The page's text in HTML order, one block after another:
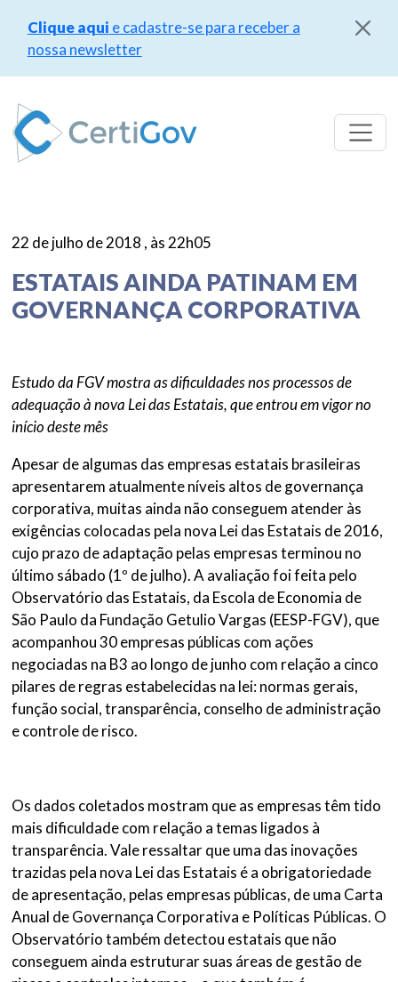
Clique aqui e cadastre-se para receber a
nossa newsletter
para
conteúdo
22 de julho de 2018 , às 22h05
ESTATAIS AINDA PATINAM EM
GOVERNANÇA CORPORATIVA
Estudo da FGV mostra as dificuldades nos processos de
adequação à nova Lei das Estatais, que entrou em vigor no
início deste mês
Apesar de algumas das empresas estatais brasileiras
apresentarem atualmente níveis altos de governança
corporativa, muitas ainda não conseguem atender às
exigências colocadas pela nova Lei das Estatais de 2016,
cujo prazo de adaptação pelas empresas terminou no
último sábado (1º de julho). A avaliação foi feita pelo
Observatório das Estatais, da Escola de Economia de
São Paulo da Fundação Getulio Vargas (EESP-FGV), que
acompanhou 30 empresas públicas com ações
negociadas na B3 ao longo de junho com relação a cinco
pilares de regras estabelecidas na lei: normas gerais,
função social, transparência, conselho de administração
e controle de risco.
Os dados coletados mostram que as empresas têm tido
mais dificuldade com relação a temas ligados à
transparência. Vale ressaltar que uma das inovações
trazidas pela nova Lei das Estatais é a obrigatoriedade
de apresentação, pelas empresas públicas, de uma Carta
Anual de Governança Corporativa e Políticas Públicas. O
Observatório também detectou estatais que não
conseguem ainda estruturar suas áreas de gestão de